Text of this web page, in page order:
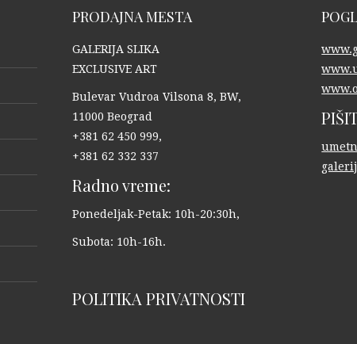
PRODAJNA MESTA
GALERIJA SLIKA
EXCLUSIVE ART
Bulevar Vudroa Vilsona 8, BW,
11000 Beograd
+381 62 450 999,
+381 62 332 337
Radno vreme:
Ponedeljak-Petak: 10h-20:30h,
Subota: 10h-16h.
POLITIKA PRIVATNOSTI